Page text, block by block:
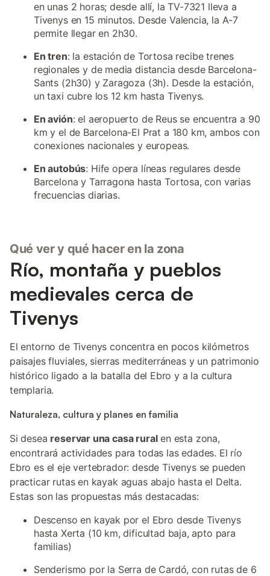
en unas 2 horas; desde allí, la TV-7321 lleva a
Tivenys en 15 minutos. Desde Valencia, la A-7
permite llegar en 2h30.
En tren: la estación de Tortosa recibe trenes
regionales y de media distancia desde Barcelona-
Sants (2h30) y Zaragoza (3h). Desde la estación,
un taxi cubre los 12 km hasta Tivenys.
En avión: el aeropuerto de Reus se encuentra a 90
km y el de Barcelona-El Prat a 180 km, ambos con
conexiones nacionales y europeas.
En autobús: Hife opera líneas regulares desde
Barcelona y Tarragona hasta Tortosa, con varias
frecuencias diarias.
Qué ver y qué hacer en la zona
Río, montaña y pueblos
medievales cerca de
Tivenys
El entorno de Tivenys concentra en pocos kilómetros
paisajes fluviales, sierras mediterráneas y un patrimonio
histórico ligado a la batalla del Ebro y a la cultura
templaria.
Naturaleza, cultura y planes en familia
Si desea reservar una casa ruralen esta zona,
encontrará actividades para todas las edades. El río
Ebro es el eje vertebrador: desde Tivenys se pueden
practicar rutas en kayak aguas abajo hasta el Delta.
Estas son las propuestas más destacadas:
Descenso en kayak por el Ebro desde Tivenys
hasta Xerta (10 km, dificultad baja, apto para
familias)
Senderismo por la Serra de Cardó, con rutas de 6